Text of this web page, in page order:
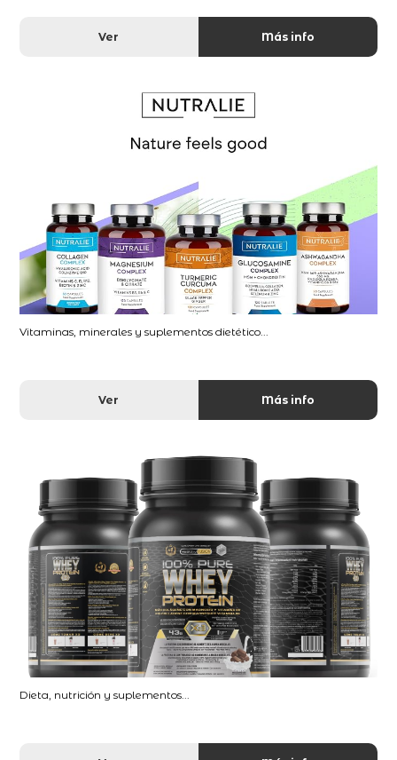
Ver Más info
Vitaminas, minerales y suplementos dietético...
Ver Más info
Dieta, nutrición y suplementos...